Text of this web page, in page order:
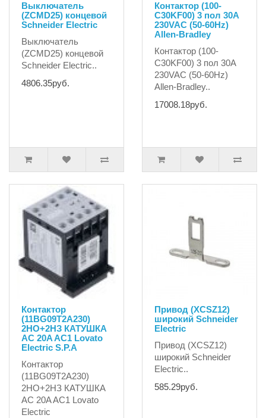
Выключатель
(ZCMD25) концевой
Schneider Electric
Выключатель
(ZCMD25) концевой
Schneider Electric..
4806.35руб.
Контактор (100-
C30KF00) 3 пол 30А
230VAC (50-60Hz)
Allen-Bradley
Контактор (100-
C30KF00) 3 пол 30А
230VAC (50-60Hz)
Allen-Bradley..
17008.18руб.
Контактор
(11BG09T2A230)
2НО+2НЗ КАТУШКА
AC 20A AC1 Lovato
Electric S.P.A
Контактор
(11BG09T2A230)
2НО+2НЗ КАТУШКА
AC 20A AC1 Lovato
Electric
Привод (XCSZ12)
широкий Schneider
Electric
Привод (XCSZ12)
широкий Schneider
Electric..
585.29руб.